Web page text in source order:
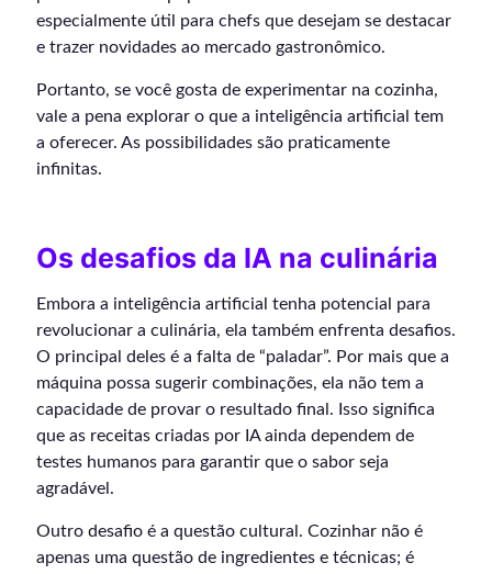
especialmente útil para chefs que desejam se destacar
e trazer novidades ao mercado gastronômico.
Portanto, se você gosta de experimentar na cozinha,
vale a pena explorar o que a inteligência artificial tem
a oferecer. As possibilidades são praticamente
infinitas.
Os desafios da IA na culinária
Embora a inteligência artificial tenha potencial para
revolucionar a culinária, ela também enfrenta desafios.
O principal deles é a falta de “paladar”. Por mais que a
máquina possa sugerir combinações, ela não tem a
capacidade de provar o resultado final. Isso significa
que as receitas criadas por IA ainda dependem de
testes humanos para garantir que o sabor seja
agradável.
Outro desafio é a questão cultural. Cozinhar não é
apenas uma questão de ingredientes e técnicas; é